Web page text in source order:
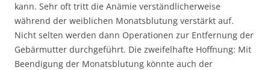
kann. Sehr oft tritt die Anämie verständlicherweise
während der weiblichen Monatsblutung verstärkt auf.
Nicht selten werden dann Operationen zur Entfernung der
Gebärmutter durchgeführt. Die zweifelhafte Hoffnung: Mit
Beendigung der Monatsblutung könnte auch der